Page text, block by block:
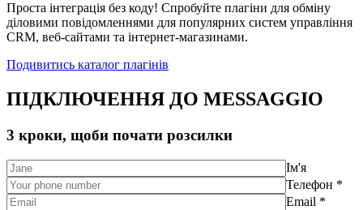
Проста інтеграція без коду! Спробуйте плагіни для обміну
діловими повідомленнями для популярних систем управління
CRM, веб-сайтами та інтернет-магазинами.
Подивитись каталог плагінів
ПІДКЛЮЧЕННЯ ДО MESSAGGIO
3 кроки, щоби почати розсилки
Ім'я
Телефон *
Email *